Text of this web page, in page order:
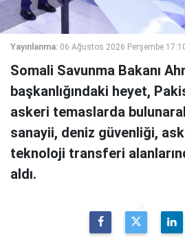
Yayınlanma: 06 Ağustos 2026 Perşembe
Somali Savunma Bakanı
başkanlığındaki heyet,
askeri temaslarda
sanayii, deniz güvenliği,
teknoloji transferi
aldı.